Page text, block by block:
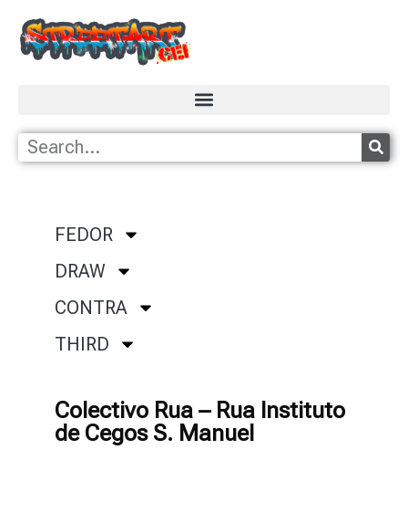
FEDOR
DRAW
CONTRA
THIRD
Colectivo Rua – Rua Instituto
de Cegos S. Manuel